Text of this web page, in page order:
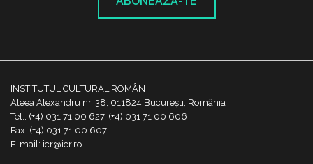
INSTITUTUL CULTURAL ROMÂN
Aleea Alexandru nr. 38, 011824 București, România
Tel.: (+4) 031 71 00 627, (+4) 031 71 00 606
Fax: (+4) 031 71 00 607
E-mail: icr@icr.ro